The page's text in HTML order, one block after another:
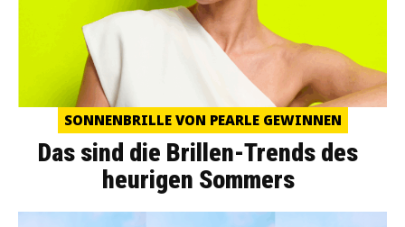
SONNENBRILLE VON PEARLE GEWINNEN
Das sind die Brillen-Trends des
heurigen Sommers